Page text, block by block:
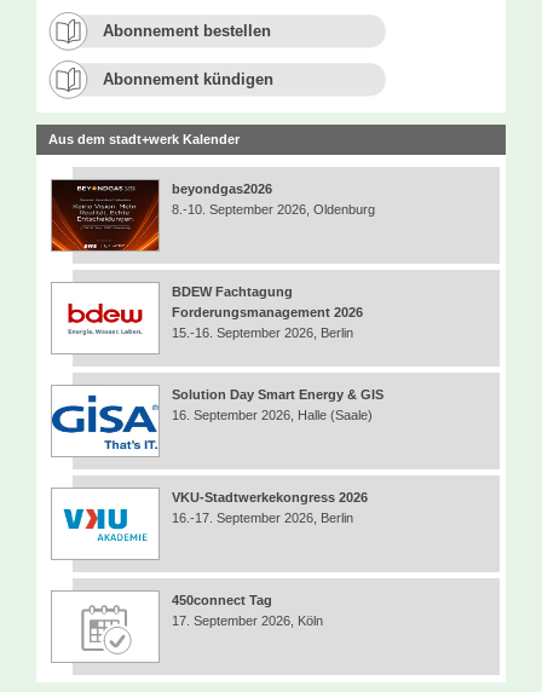
Abonnement bestellen
Abonnement kündigen
Aus dem stadt+werk Kalender
beyondgas2026
8.-10. September 2026, Oldenburg
BDEW Fachtagung
Forderungsmanagement 2026
15.-16. September 2026, Berlin
Solution Day Smart Energy & GIS
16. September 2026, Halle (Saale)
VKU-Stadtwerkekongress 2026
16.-17. September 2026, Berlin
450connect Tag
17. September 2026, Köln